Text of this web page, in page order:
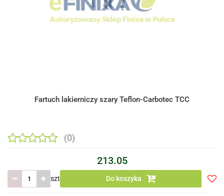
Fartuch lakierniczy szary Teflon-Carbotec TCC
(0)
213.05
szt Do koszyka